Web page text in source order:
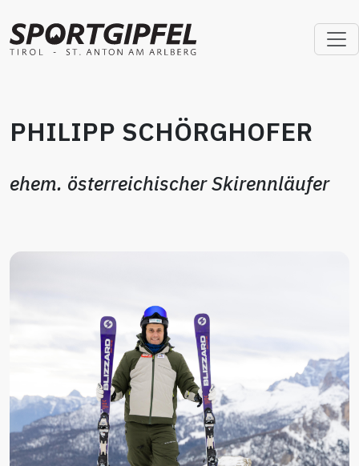
PHILIPP SCHÖRGHOFER
ehem. österreichischer Skirennläufer